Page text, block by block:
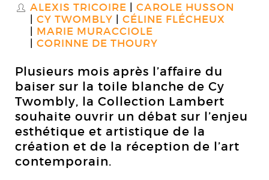
S ALEXIS TRICOIRE
CAROLE HUSSON
CY TWOMBLY
CÉLINE FLÉCHEUX
MARIE MURACCIOLE
CORINNE DE THOURY
Plusieurs mois après l’affaire du
baiser sur la toile blanche de Cy
Twombly, la Collection Lambert
souhaite ouvrir un débat sur l’enjeu
esthétique et artistique de la
création et de la réception de l’art
contemporain.